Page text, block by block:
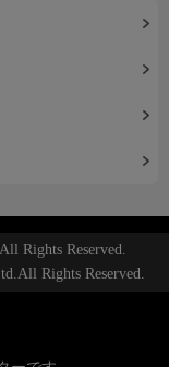
Rights Reserved.
Rights Reserved.